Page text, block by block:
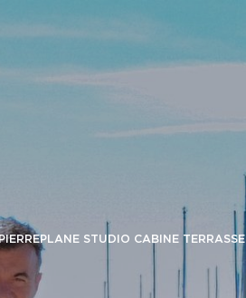
STUDIO CABINE TERRASSE